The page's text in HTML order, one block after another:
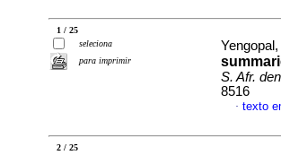
1 / 25
seleciona
para imprimir
S. Afr.
8516
· texto
2 / 25